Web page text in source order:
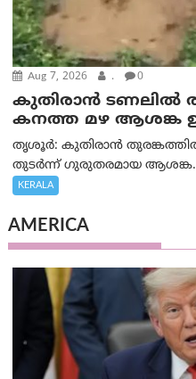
Aug 7, 2026 . 0
കുതിരാൻ ടണലിൽ
കനത്ത മഴ ആശങ്ക
തൃശൂർ: കുതിരാൻ തുരങ്കത്തിൽ
തുടർന്ന് ഗുരുതരമായ
KERALA
AMERICA